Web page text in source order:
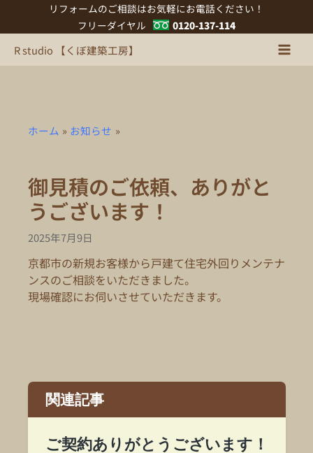
リフォームのご相談はお気軽にお電話ください！
フリーダイヤル
0120-137-114
R studio 【くぼ建築工房】
ホーム お知らせ
御見積のご依頼、ありがと
うございます！
2025年7月9日
京都市の新規お客様から戸建て住宅外回りメンテナ
ンスのご相談をいただきました。
現場確認にお伺いさせていただきます。